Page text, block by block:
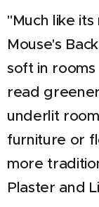
"Much like
Mouse's
soft in
read
underlit
furniture or
more
Plaster and